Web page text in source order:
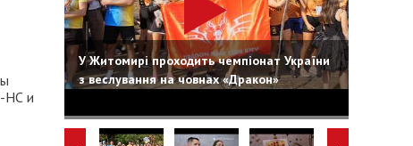
НС и
У Житомирі проходить чемпіонат України
з веслування на човнах «Дракон»